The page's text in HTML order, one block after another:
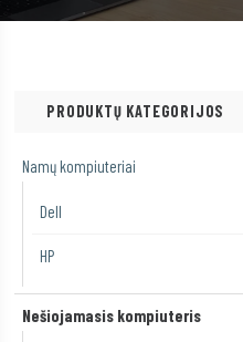
PRODUKTŲ KATEGORIJOS
Namų kompiuteriai
Dell
HP
Nešiojamasis kompiuteris